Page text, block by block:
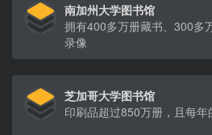
南加州大学图书馆
拥有400多万册藏书、300多
录像
芝加哥大学图书馆
印刷品超过850万册，且每